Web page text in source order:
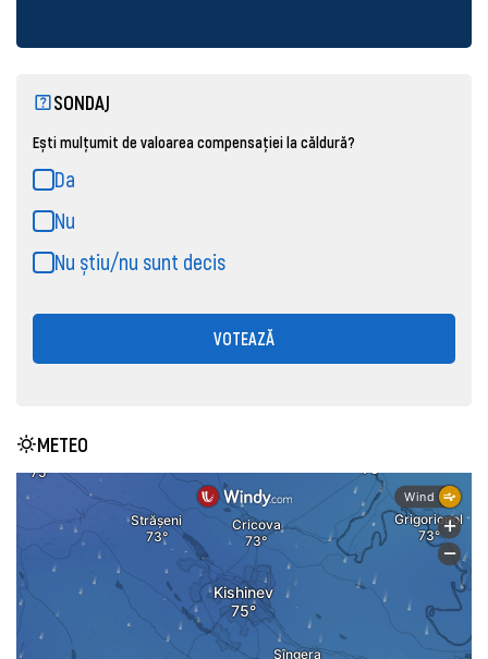
SONDAJ
Ești mulțumit de valoarea compensației la căldură?
Da
Nu
Nu știu/nu sunt decis
VOTEAZĂ
METEO